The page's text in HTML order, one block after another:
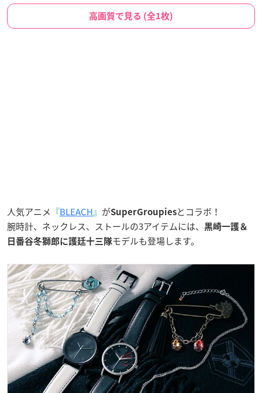
高画質で見る (全1枚)
人気アニメ 『BLEACH』 がSuperGroupiesとコラボ！
腕時計、ネックレス、ストールの3アイテムには、
黒崎一護＆
日番谷冬獅郎に護廷十三隊モデルも登場します。